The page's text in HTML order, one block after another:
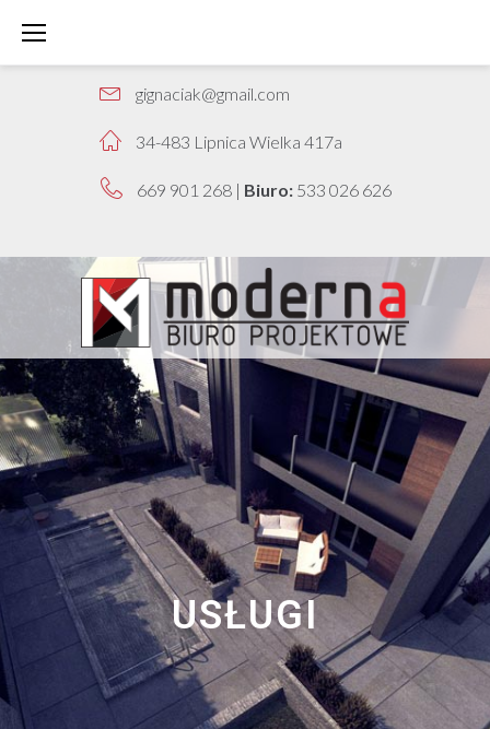
gignaciak@gmail.com
34-483 Lipnica Wielka 417a
669 901 268| Biuro: 533 026 626
USŁUGI